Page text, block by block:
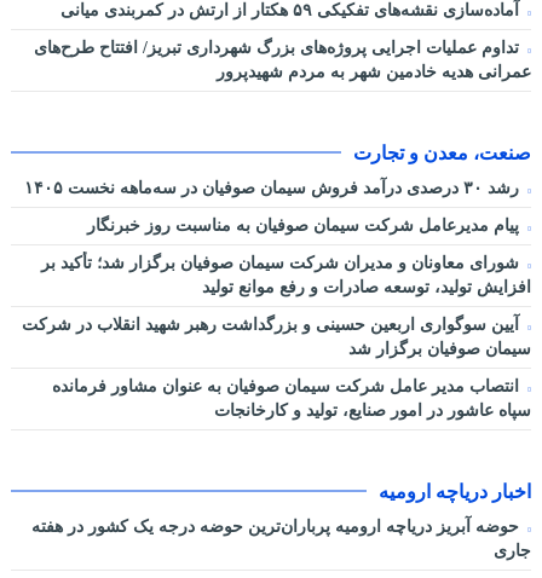
آماده‌سازی نقشه‌های تفکیکی ۵۹ هکتار از ارتش در کمربندی میانی
تداوم عملیات اجرایی پروژه‌های بزرگ شهرداری تبریز/ افتتاح طرح‌های
عمرانی هدیه خادمین شهر به مردم شهیدپرور
صنعت، معدن و تجارت
رشد ۳۰ درصدی درآمد فروش سیمان صوفیان در سه‌ماهه نخست ۱۴۰۵
پیام مدیرعامل شرکت سیمان صوفیان به مناسبت روز خبرنگار
شورای معاونان و مدیران شرکت سیمان صوفیان برگزار شد؛ تأکید بر
افزایش تولید، توسعه صادرات و رفع موانع تولید
آیین سوگواری اربعین حسینی و بزرگداشت رهبر شهید انقلاب در شرکت
سیمان صوفیان برگزار شد
انتصاب مدیر عامل شرکت سیمان صوفیان به عنوان مشاور فرمانده
سپاه عاشور در امور صنایع، تولید و کارخانجات
اخبار دریاچه ارومیه
حوضه آبریز دریاچه ارومیه پرباران‌ترین حوضه‌ درجه یک کشور در هفته
جاری